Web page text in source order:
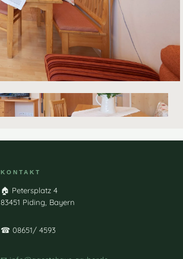
KONTAKT
🏠 Petersplatz 4
83451 Piding, Bayern
☎ 08651∕ 4593